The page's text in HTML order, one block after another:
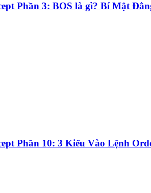
Phần 3: BOS là gì? Bí Mật
Phần 10: 3 Kiểu Vào Lệnh